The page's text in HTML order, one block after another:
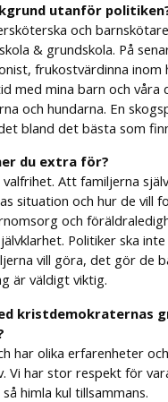
utanför
och
& grundskola. På
frukostvärdinna inom
med mina barn och våra
och hundarna. En
bland det bästa som
du extra för?
Att familjerna
situation och hur de vill
och
Politiker ska inte
vill göra, det gör de
är väldigt viktig.
kristdemokraternas
har olika erfarenheter
Vi har stor respekt för
himla kul tillsammans.